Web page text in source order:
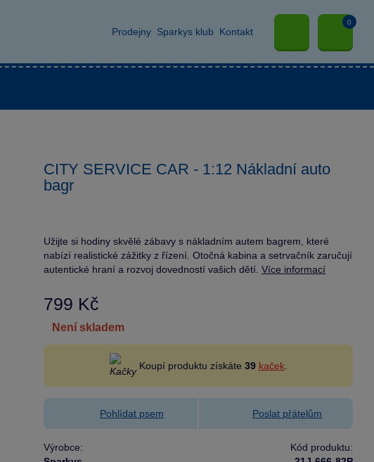
Prodejny Sparkys klub Kontakt
0
CITY SERVICE CAR - 1:12 Nákladní auto
bagr
Užijte si hodiny skvělé zábavy s nákladním autem bagrem, které
nabízí realistické zážitky z řízení. Otočná kabina a setrvačník zaručují
autentické hraní a rozvoj dovedností vašich dětí. Více informací
799 Kč
není skladem
Koupí produktu získáte 39 kaček.
Pohlídat psem Poslat přátelům
Výrobce:
Kód produktu: